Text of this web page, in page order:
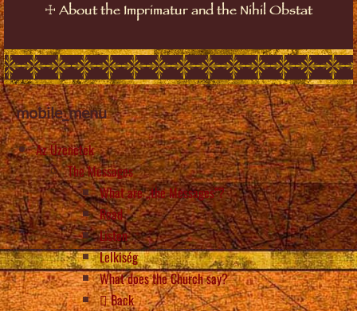
☩ About the Imprimatur and the Nihil Obstat
mobile_menu
Az Üzenetek
The Messages
What are „the Messages”?
Read
Listen
Lelkiség
What does the Church say?
Back